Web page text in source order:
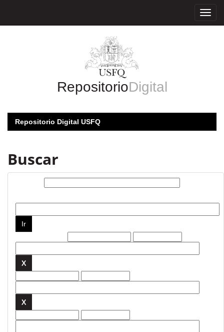
RepositorioDigital
Repositorio Digital USFQ
Buscar